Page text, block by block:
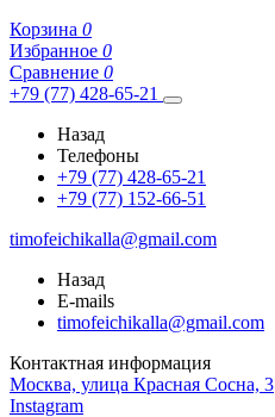
Корзина 0
Избранное 0
Сравнение 0
+79 (77) 428-65-21
Назад
Телефоны
+79 (77) 428-65-21
+79 (77) 152-66-51
timofeichikalla@gmail.com
Назад
E-mails
timofeichikalla@gmail.com
Контактная информация
Москва, улица Красная Сосна, 3
Instagram